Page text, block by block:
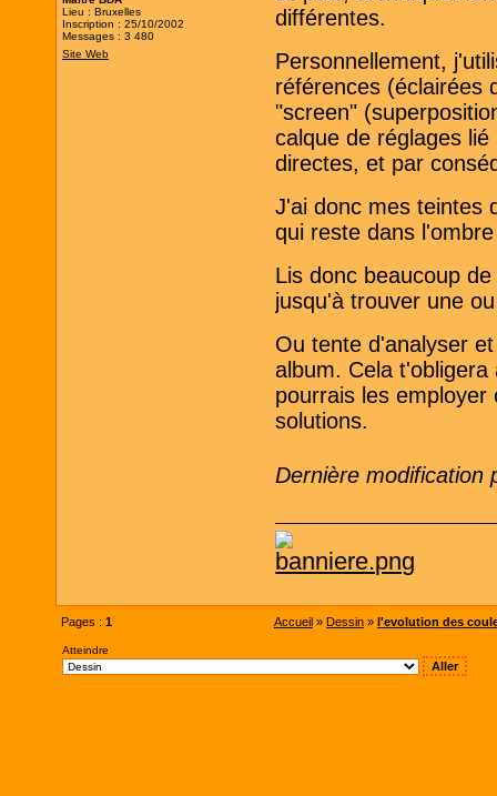
Lieu : Bruxelles
Inscription : 25/10/2002
Messages : 3 480
Site Web
différentes.
Personnellement,
références (éclairées
"screen"
calque de réglages
directes, et par
J'ai donc mes teintes
qui reste dans
Lis donc beaucoup
jusqu'à trouver une
Ou tente d'analyser
album. Cela
pourrais les
solutions.
Dernière modification
Pages : 1 Accueil » Dessin » l'evolution des
Atteindre